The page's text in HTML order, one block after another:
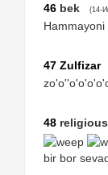
46 bek (14-
47 Zulfizar
48
bir bor